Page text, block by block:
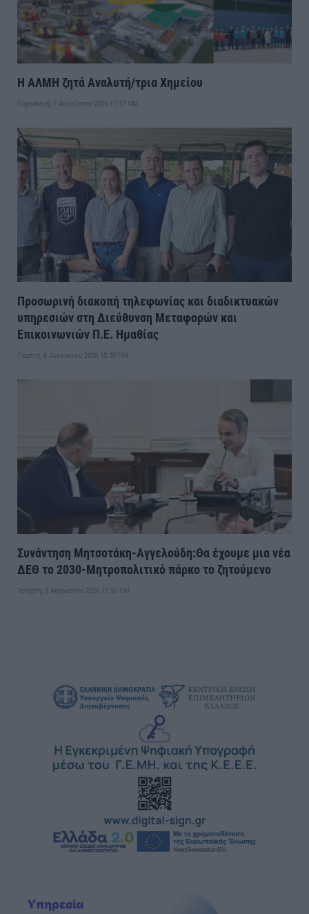
Η ΑΛΜΗ ζητά Αναλυτή/τρια Χημείου
Παρασκευή, 7 Αυγούστου 2026 11:12 ΠΜ
Προσωρινή διακοπή τηλεφωνίας και διαδικτυακών
υπηρεσιών στη Διεύθυνση Μεταφορών και
Επικοινωνιών Π.Ε. Ημαθίας
Πέμπτη, 6 Αυγούστου 2026 10:30 ΠΜ
Συνάντηση Μητσοτάκη-Αγγελούδη:Θα έχουμε μια νέα
ΔΕΘ το 2030-Μητροπολιτικό πάρκο το ζητούμενο
Τετάρτη, 5 Αυγούστου 2026 11:37 ΠΜ